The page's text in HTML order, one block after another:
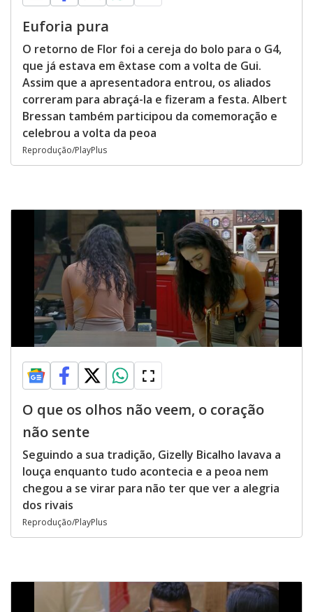
Euforia pura
O retorno de Flor foi a cereja do bolo para o G4,
que já estava em êxtase com a volta de Gui.
Assim que a apresentadora entrou, os aliados
correram para abraçá-la e fizeram a festa. Albert
Bressan também participou da comemoração e
celebrou a volta da peoa
Reprodução/PlayPlus
O que os olhos não veem, o coração
não sente
Seguindo a sua tradição, Gizelly Bicalho lavava a
louça enquanto tudo acontecia e a peoa nem
chegou a se virar para não ter que ver a alegria
dos rivais
Reprodução/PlayPlus